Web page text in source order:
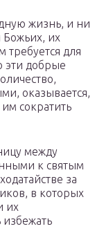
жизнь, и ни
Божьих, их
требуется для
эти добрые
оказывается,
сократить
между
к святым
за
в которых
их
избежать